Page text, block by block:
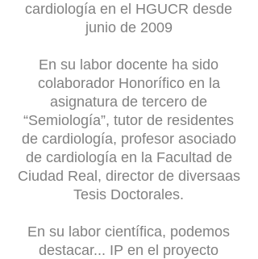
cardiología en el HGUCR desde
junio de 2009
En su labor docente ha sido
colaborador Honorífico en la
asignatura de tercero de
“Semiología”, tutor de residentes
de cardiología, profesor asociado
de cardiología en la Facultad de
Ciudad Real, director de diversaas
Tesis Doctorales.
En su labor científica, podemos
destacar... IP en el proyecto